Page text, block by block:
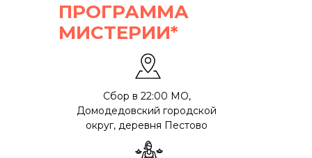
ПРОГРАММА
МИСТЕРИИ*
Сбор в 22:00 МО,
Домодедовский городской
округ, деревня Пестово